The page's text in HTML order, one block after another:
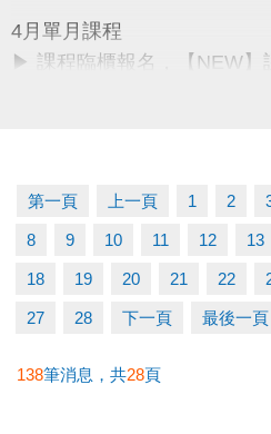
4月單月課程
▶ 課程臨櫃報名，【NEW】
▶ 有氧、瑜珈、飛輪需年滿
18歲。
▶ 若因人數不足無法開班，
原信用卡、繳費憑證及發票
-洽詢專線：03-2639066 #112
第一頁 上一頁 1 2
8 9 10 11 12 13
18 19 20 21 22
27 28 下一頁 最後一頁
138筆消息，共28頁